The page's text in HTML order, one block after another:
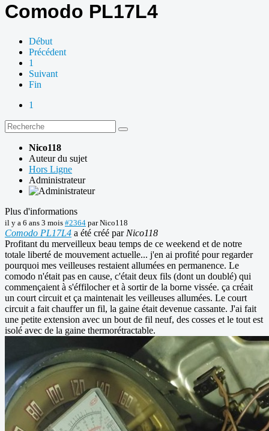
Comodo PL17L4
Début
Précédent
1
Suivant
Fin
1
Nico118
Auteur du sujet
Hors Ligne
Administrateur
Plus d'informations
il y a 6 ans 3 mois #2364 parNico118
Comodo PL17L4 a été créé par Nico118
Profitant du merveilleux beau temps de ce weekend et de notre
totale liberté de mouvement actuelle... j'en ai profité pour regarder
pourquoi mes veilleuses restaient allumées en permanence. Le
comodo n'était pas en cause, c'était deux fils (dont un doublé) qui
commençaient à s'éffilocher et à sortir de la borne vissée. ça créait
un court circuit et ça maintenait les veilleuses allumées. Le court
circuit a fait chauffer un fil, la gaine était devenue cassante. J'ai fait
une petite extension avec un bout de fil neuf, des cosses et le tout est
isolé avec de la gaine thermorétractable.